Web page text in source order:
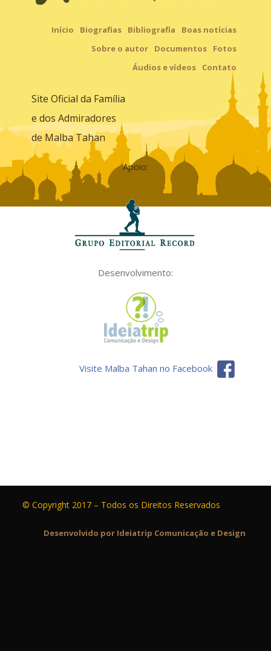
Início Biografias Bibliografia
Boas notícias
Sobre o autor
Documentos
Fotos
Áudios e vídeos
Contato
Site Oficial da Família
e dos Admiradores
de Malba Tahan
Apoio:
Desenvolvimento:
Visite Malba Tahan no Facebook
© Copyright 2017 – Todos os Direitos Reservados
Desenvolvido por Ideiatrip Comunicação e Design